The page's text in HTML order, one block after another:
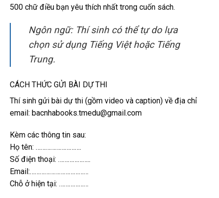
500 chữ điều bạn yêu thích nhất trong cuốn sách.
Ngôn ngữ: Thí sinh có thể tự do lựa
chọn sử dụng Tiếng Việt hoặc Tiếng
Trung.
CÁCH THỨC GỬI BÀI DỰ THI
Thí sinh gửi bài dự thi (gồm video và caption) về địa chỉ
email: bacnhabooks.tmedu@gmail.com
Kèm các thông tin sau:
Họ tên: ……………………….
Số điện thoại: ………………..
Email:………………………………
Chỗ ở hiện tại: ………………